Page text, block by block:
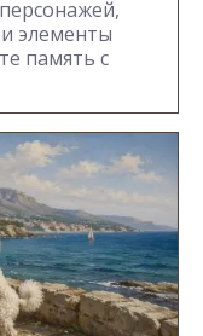
элементы
память с